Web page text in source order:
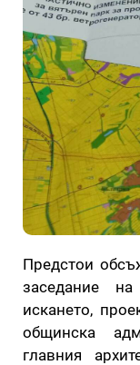
Предстои
заседание
искането,
общинска
главния